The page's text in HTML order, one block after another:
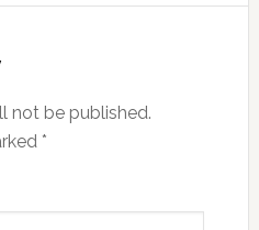
not be published.
*